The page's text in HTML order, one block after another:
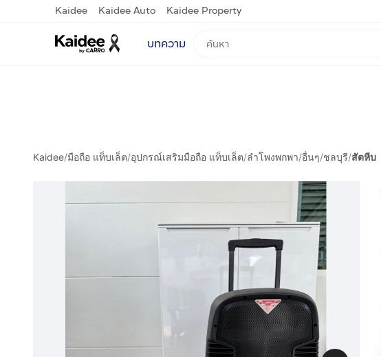
Kaidee Kaidee Auto Kaidee Property
บทความ
Kaidee/มือถือ แท็บเล็ต/อุปกรณ์เสริมมือถือ แท็บเล็ต/ลำโพงพกพา/อื่นๆ/ชลบุรี/สัตหีบ